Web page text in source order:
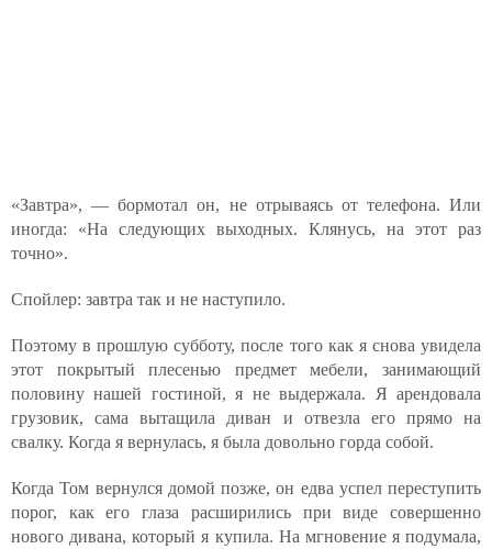
«Завтра», — бормотал он, не отрываясь от телефона. Или
иногда: «На следующих выходных. Клянусь, на этот раз
точно».
Спойлер: завтра так и не наступило.
Поэтому в прошлую субботу, после того как я снова увидела
этот покрытый плесенью предмет мебели, занимающий
половину нашей гостиной, я не выдержала. Я арендовала
грузовик, сама вытащила диван и отвезла его прямо на
свалку. Когда я вернулась, я была довольно горда собой.
Когда Том вернулся домой позже, он едва успел переступить
порог, как его глаза расширились при виде совершенно
нового дивана, который я купила. На мгновение я подумала,